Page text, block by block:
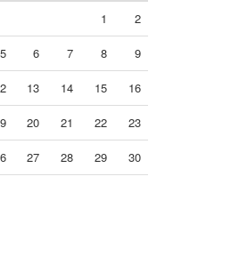
1 2
5 6 7 8 9
13 14 15 16
20 21 22 23
27 28 29 30